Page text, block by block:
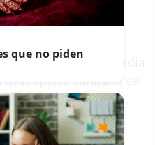
activó al
061, a la Guardia
helicóptero sanitario se
evacuar a la víctima,
a una
en
que no piden